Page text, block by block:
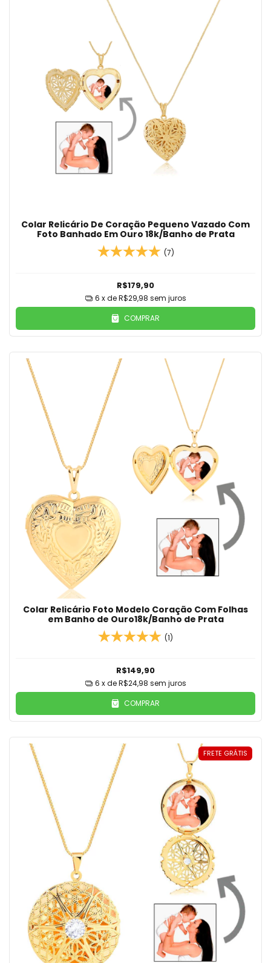
Colar Relicário De Coração Pequeno Vazado Com
Foto Banhado Em Ouro 18k/Banho de Prata
(7)
R$179,90
6 x deR$29,98 sem juros
COMPRAR
Colar Relicário Foto Modelo Coração Com Folhas
em Banho de Ouro18k/Banho de Prata
(1)
R$149,90
6 x deR$24,98 sem juros
COMPRAR
FRETE GRÁTIS